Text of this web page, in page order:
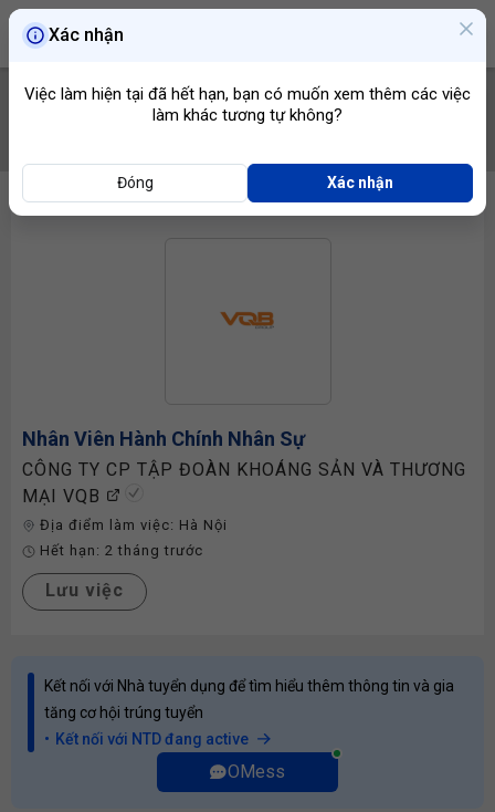
Nhân Viên Hành Chính Nhân Sự
CÔNG TY CP TẬP ĐOÀN KHOÁNG SẢN VÀ THƯƠNG
MẠI VQB
Địa điểm làm việc: Hà Nội
Hết hạn: 2 tháng trước
Lưu việc
Kết nối với Nhà tuyển dụng để tìm hiểu thêm thông tin và gia
tăng cơ hội trúng tuyển
Kết nối với NTD đang active
OMess
Xác nhận
Việc làm hiện tại đã hết hạn, bạn có muốn xem thêm các việc
làm khác tương tự không?
Đóng Xác nhận